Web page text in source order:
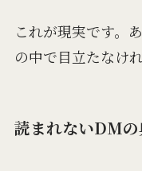
これが現実です。
の中で目立たなけ
読まれないDM